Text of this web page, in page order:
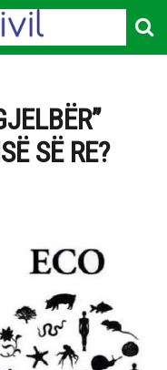
SË RE?